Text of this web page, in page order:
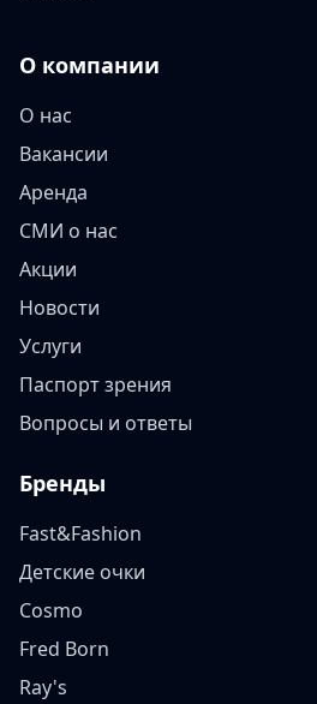
О компании
О нас
Вакансии
Аренда
СМИ о нас
Акции
Новости
Услуги
Паспорт зрения
Вопросы и ответы
Бренды
Fast&Fashion
Детские очки
Cosmo
Fred Born
Ray's